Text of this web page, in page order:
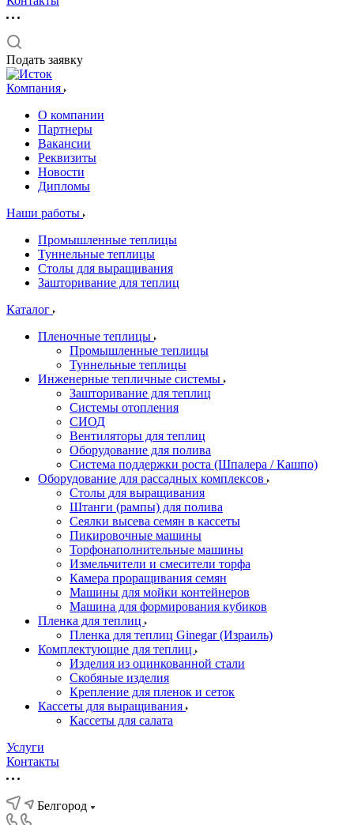
Подать заявку
Компания
О компании
Партнеры
Вакансии
Реквизиты
Новости
Дипломы
Наши работы
Промышленные теплицы
Туннельные теплицы
Столы для выращивания
Зашторивание для теплиц
Каталог
Пленочные теплицы
Промышленные теплицы
Туннельные теплицы
Инженерные тепличные системы
Зашторивание для теплиц
Системы отопления
СИОД
Вентиляторы для теплиц
Оборудование для полива
Система поддержки роста (Шпалера / Кашпо)
Оборудование для рассадных комплексов
Столы для выращивания
Штанги (рампы) для полива
Сеялки высева семян в кассеты
Пикировочные машины
Торфонаполнительные машины
Измельчители и смесители торфа
Камера проращивания семян
Машины для мойки контейнеров
Машина для формирования кубиков
Пленка для теплиц
Пленка для теплиц Ginegar (Израиль)
Комплектующие для теплиц
Изделия из оцинкованной стали
Скобяные изделия
Крепление для пленок и сеток
Кассеты для выращивания
Кассеты для салата
Услуги
Контакты
Белгород